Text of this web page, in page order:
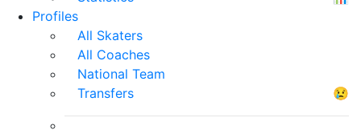
Profiles
All Skaters
All Coaches
National Team
Transfers
😢